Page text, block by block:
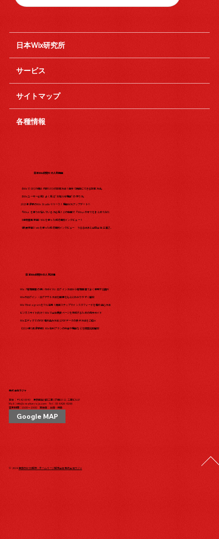
日本Wix研究所の人気動画
【WixでSEO対策】内部SEOの設定方法！自分で簡単にできる設定方法。
【Wixユーザー必見】よく見る"お知らせ機能"の作り方。
2023年最新のWix Studio リリース！機能が大アップデート?!
『Wix』を使うか悩んでいる方必見！この動画で『Wix』の全てをまとめてみた​
【保育園事業編】Wixを使った成功事例インタビュー！
【飲食業編】wixを使った成功事例インタビュー うるるはあと合同会社 三浦さ...
日本Wix研究所の人気記事
Wix「管理画面の使い方ガイド」ログイン方法から管理画面でよく使用する箇所
Wixのログイン・ログアウト方法を画像をもとにわかりやすく解説
WixでInstagramをフル活用！簡単ステップでインスタフィードを埋め込む方法
ビジネスサイト向け！Wixで会社概要ページを作成するための完全ガイド
WixエディタでのPDF埋め込み方法とPDFデータの表示方法をご紹介
【2024年5月最新版】Wix有料プランの料金や機能などを徹底比較解説
株式会社ラジャ
本社：〒142-0043 東京都品川区二葉1丁目10-11 二葉ビル1F
Mail： info@creative-raja.com Tel： 03-6426-6166
営業時間：10:00〜19:00 定休日：土日・祝日
Google MAP
© 2024東京のWEB制作・ホームページ制作会社 株式会社ラジャ
日本Wix研究所
サービス
サイトマップ
各種情報